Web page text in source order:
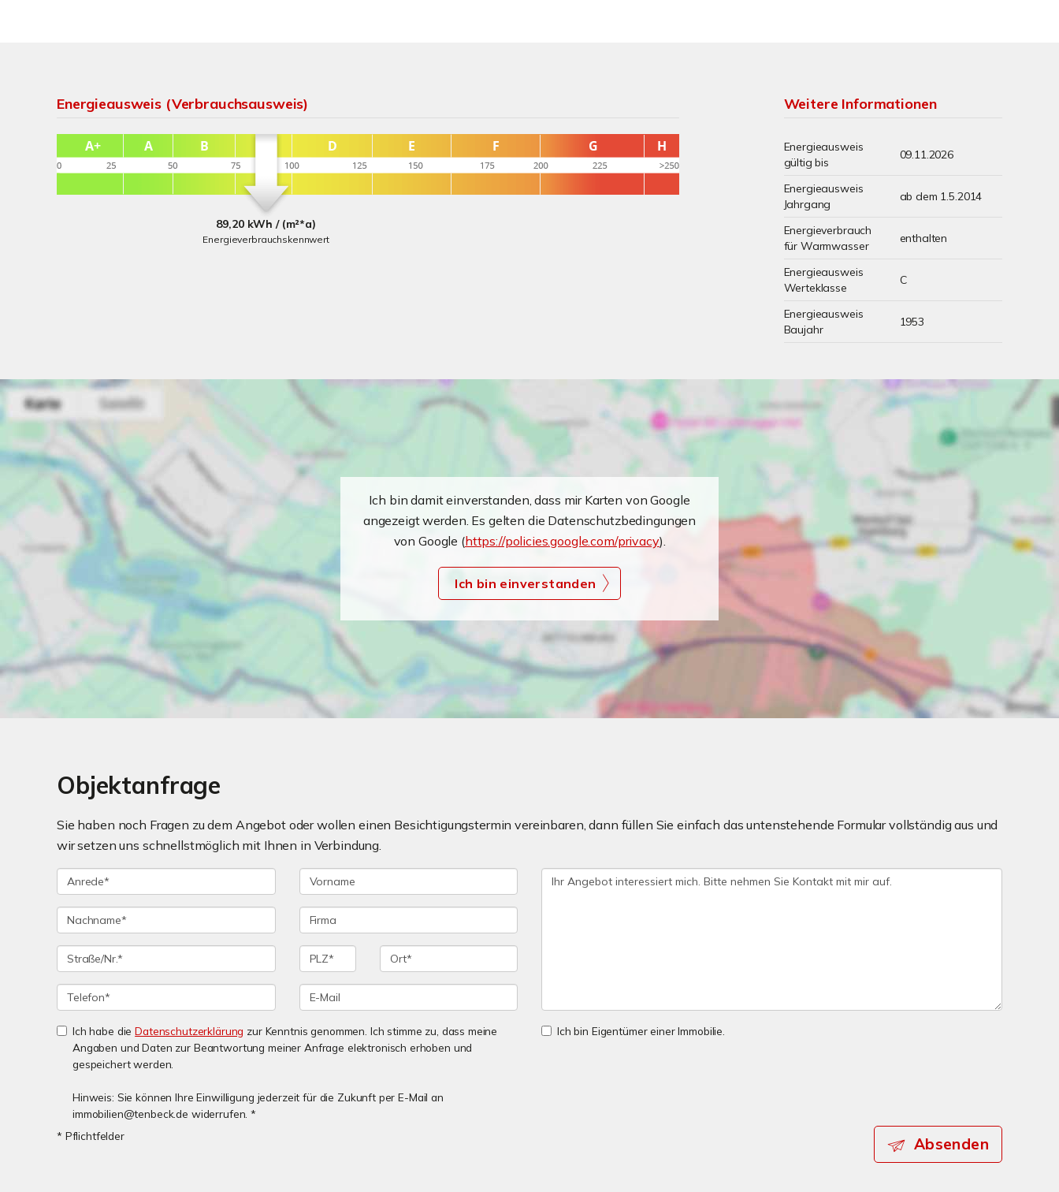
Energieausweis (Verbrauchsausweis)
89,20 kWh / (m²*a)
Energieverbrauchskennwert
Weitere Informationen
Energieausweis
gültig bis
09.11.2026
Energieausweis
Jahrgang
ab dem 1.5.2014
Energieverbrauch
für Warmwasser
enthalten
Energieausweis
Werteklasse
C
Energieausweis
Baujahr
1953
Ich bin damit einverstanden, dass mir Karten von Google
angezeigt werden. Es gelten die Datenschutzbedingungen
von Google (https://policies.google.com/privacy).
Ich bin einverstanden
Objektanfrage
Sie haben noch Fragen zu dem Angebot oder wollen einen Besichtigungstermin vereinbaren, dann füllen Sie einfach das untenstehende Formular vollständig aus und
wir setzen uns schnellstmöglich mit Ihnen in Verbindung.
Ich habe dieDatenschutzerklärung zur Kenntnis genommen. Ich stimme zu, dass meine
Angaben und Daten zur Beantwortung meiner Anfrage elektronisch erhoben und
gespeichert werden.
Hinweis: Sie können Ihre Einwilligung jederzeit für die Zukunft per E-Mail an
immobilien@tenbeck.de widerrufen. *
Ich bin Eigentümer einer Immobilie.
* Pflichtfelder Absenden